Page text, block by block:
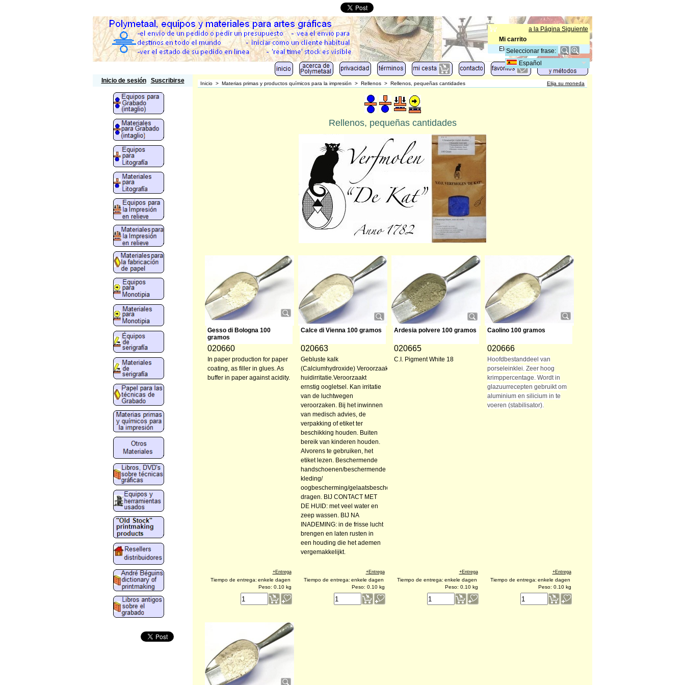
a la Página Siguiente
Mi carrito
Elementos:0
Español
Inicio de sesión Suscribirse Inicio > Materias primas y productos químicos para la impresión > Rellenos > Rellenos, pequeñas cantidades Elija su moneda
Rellenos, pequeñas cantidades
Gesso di Bologna 100
gramos
020660
In paper production for paper
coating, as filler in glues. As
buffer in paper against acidity.
+Entrega
Tiempo de entrega: enkele dagen
Peso: 0.10 kg
Calce di Vienna 100 gramos
020663
Gebluste kalk
(Calciumhydroxide) Veroorzaakt
huidirritatie.Veroorzaakt
ernstig oogletsel. Kan irritatie
van de luchtwegen
veroorzaken. Bij het inwinnen
van medisch advies, de
verpakking of etiket ter
beschikking houden. Buiten
bereik van kinderen houden.
Alvorens te gebruiken, het
etiket lezen. Beschermende
handschoenen/beschermende
kleding/
oogbescherming/gelaatsbescherming
dragen. BIJ CONTACT MET
DE HUID: met veel water en
zeep wassen. BIJ NA
INADEMING: in de frisse lucht
brengen en laten rusten in
een houding die het ademen
vergemakkelijkt.
+Entrega
Tiempo de entrega: enkele dagen
Peso: 0.10 kg
Ardesia polvere 100 gramos
020665
C.I. Pigment White 18
+Entrega
Tiempo de entrega: enkele dagen
Peso: 0.10 kg
Caolino 100 gramos
020666
Hoofdbestanddeel van
porseleinklei. Zeer hoog
krimppercentage. Wordt in
glazuurrecepten gebruikt om
aluminium en silicium in te
voeren (stabilisator).
+Entrega
Tiempo de entrega: enkele dagen
Peso: 0.10 kg